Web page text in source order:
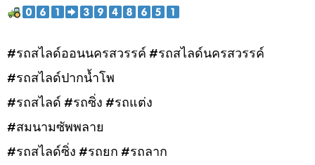
#รถสไลด์ออนนครสวรรค์ #รถสไลด์นครสวรรค์
#รถสไลด์ปากน้ำโพ
#รถสไลด์ #รถซิ่ง #รถแต่ง
#สมนามซัพพลาย
#รถสไลด์ซิ่ง #รถยก #รถลาก